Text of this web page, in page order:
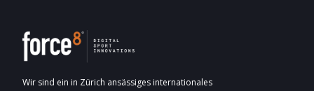
Wir sind ein in Zürich ansässiges internationales